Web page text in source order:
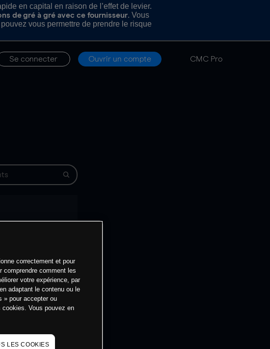
en capital en raison de l’effet de levier.
de gré à gré avec ce fournisseur. Vous
vous permettre de prendre le risque
Se connecter Ouvrir un compte CMC Pro
correctement et pour
comprendre comment les
votre expérience, par
adaptant le contenu ou le
» pour accepter ou
Vous pouvez en
LES COOKIES